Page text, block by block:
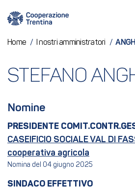
Home / I nostri amministratori /
STEFANO
Nomine
PRESIDENTE
CASEIFICIO SOCIALE VAL DI
cooperativa agricola
Nomina del 04 giugno 2025
SINDACO EFFETTIVO